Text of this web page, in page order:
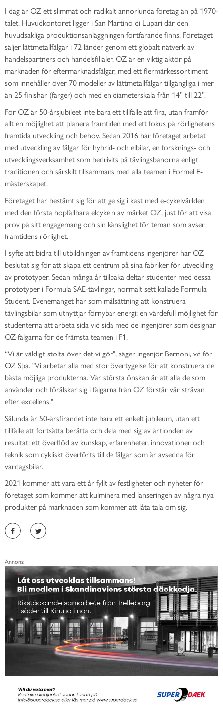
I dag är OZ ett slimmat och radikalt annorlunda företag än på 1970-
talet. Huvudkontoret ligger i San Martino di Lupari där den
huvudsakliga produktionsanläggningen fortfarande finns. Företaget
säljer lättmetallfälgar i 72 länder genom ett globalt nätverk av
handelspartners och handelsfilialer. OZ är en viktig aktör på
marknaden för eftermarknadsfälgar, med ett flermärkessortiment
som innehåller över 70 modeller av lättmetallfälgar tillgängliga i mer
än 25 finishar (färger) och med en diameterskala från 14” till 22”.
För OZ är 50-årsjubileet inte bara ett tillfälle att fira, utan framför
allt en möjlighet att planera framtiden med ett fokus på rörlighetens
framtida utveckling och behov. Sedan 2016 har företaget arbetat
med utveckling av fälgar för hybrid- och elbilar, en forsknings- och
utvecklingsverksamhet som bedrivits på tävlingsbanorna enligt
traditionen och särskilt tillsammans med alla teamen i Formel E-
mästerskapet.
Företaget har bestämt sig för att ge sig i kast med e-cykelvärlden
med den första hopfällbara elcykeln av märket OZ, just för att visa
prov på sitt engagemang och sin känslighet för teman som avser
framtidens rörlighet.
I syfte att bidra till utbildningen av framtidens ingenjörer har OZ
beslutat sig för att skapa ett centrum på sina fabriker för utveckling
av prototyper. Sedan många år tillbaka deltar studenter med dessa
prototyper i Formula SAE-tävlingar, normalt sett kallade Formula
Student. Evenemanget har som målsättning att konstruera
tävlingsbilar som utnyttjar förnybar energi: en värdefull möjlighet för
studenterna att arbeta sida vid sida med de ingenjörer som designar
OZ-fälgarna för de främsta teamen i F1.
“Vi är väldigt stolta över det vi gör",säger ingenjör Bernoni, vd för
OZ Spa. "Vi arbetar alla med stor övertygelse för att konstruera de
bästa möjliga produkterna. Vår största önskan är att alla de som
använder och förälskar sig i fälgarna från OZ förstår vår strävan
efter excellens."
Sålunda är 50-årsfirandet inte bara ett enkelt jubileum, utan ett
tillfälle att fortsätta berätta och dela med sig av årtionden av
resultat: ett överflöd av kunskap, erfarenheter, innovationer och
teknik som cykliskt överförts till de fälgar som är avsedda för
vardagsbilar.
2021 kommer att vara ett år fyllt av festligheter och nyheter för
företaget som kommer att kulminera med lanseringen av några nya
produkter på marknaden som kommer att låta tala om sig.
Annons: